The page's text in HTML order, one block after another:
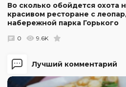
Лучший комментарий
Во сколько обойдется охота
красивом ресторане с
набережной парка Горького
0 9.6K